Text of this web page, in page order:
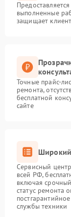
выполненные
защищает
Точные прайс-
ремонта,
бесплатной
сайте
Широкий
Сервисный
всей РФ,
включая
статус ремонта
службы техники